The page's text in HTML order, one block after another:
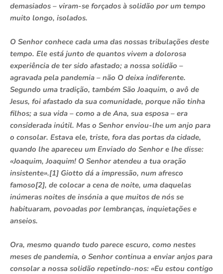
demasiados – viram-se forçados à solidão por um tempo
muito longo, isolados.
O Senhor conhece cada uma das nossas tribulações deste
tempo. Ele está junto de quantos vivem a dolorosa
experiência de ter sido afastado; a nossa solidão –
agravada pela pandemia – não O deixa indiferente.
Segundo uma tradição, também São Joaquim, o avô de
Jesus, foi afastado da sua comunidade, porque não tinha
filhos; a sua vida – como a de Ana, sua esposa – era
considerada inútil. Mas o Senhor enviou-lhe um anjo para
o consolar. Estava ele, triste, fora das portas da cidade,
quando lhe apareceu um Enviado do Senhor e lhe disse:
«Joaquim, Joaquim! O Senhor atendeu a tua oração
insistente».[1] Giotto dá a impressão, num afresco
famoso[2], de colocar a cena de noite, uma daquelas
inúmeras noites de insónia a que muitos de nós se
habituaram, povoadas por lembranças, inquietações e
anseios.
Ora, mesmo quando tudo parece escuro, como nestes
meses de pandemia, o Senhor continua a enviar anjos para
consolar a nossa solidão repetindo-nos: «Eu estou contigo